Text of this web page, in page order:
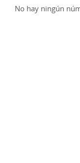
No hay ningún